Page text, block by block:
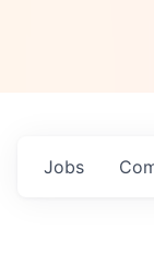
Jobs